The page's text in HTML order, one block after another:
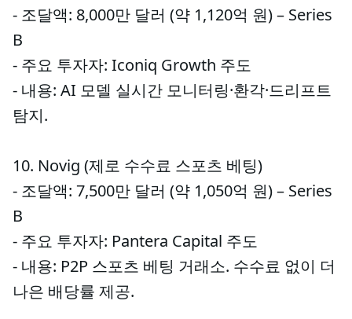
- 조달액: 8,000만 달러 (약 1,120억 원) – Series
B
- 주요 투자자: Iconiq Growth 주도
- 내용: AI 모델 실시간 모니터링·환각·드리프트
탐지.
10. Novig (제로 수수료 스포츠 베팅)
- 조달액: 7,500만 달러 (약 1,050억 원) – Series
B
- 주요 투자자: Pantera Capital 주도
- 내용: P2P 스포츠 베팅 거래소. 수수료 없이 더
나은 배당률 제공.